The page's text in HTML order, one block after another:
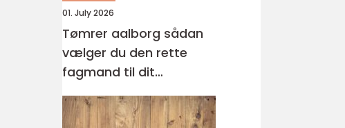
01. July 2026
Tømrer aalborg sådan
vælger du den rette
fagmand til dit
byggeprojekt